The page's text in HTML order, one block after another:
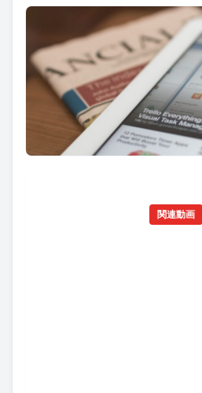
関連動画